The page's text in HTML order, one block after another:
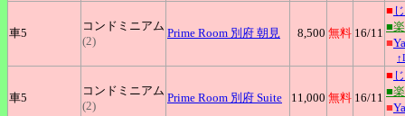
車5
コンドミニアム
(2)
Prime Room 別府 朝見 8,500 無料 16/11
■
■
■
車5
コンドミニアム
(2)
Prime Room 別府 Suite 11,000 無料 16/11
■
■
■